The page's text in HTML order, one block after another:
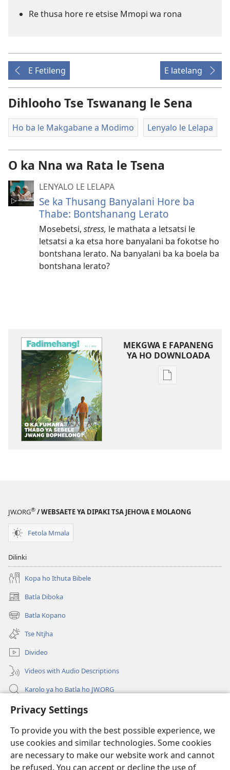
Privacy Settings
To provide you with the best possible experience, we
use cookies and similar technologies. Some cookies
are necessary to make our website work and cannot
be refused. You can accept or decline the use of
Re thusa hore re etsise Mmopi wa rona
E Fetileng E latelang
Dihlooho Tse Tswanang le Sena
Ho ba le Makgabane a Modimo Lenyalo le Lelapa
O ka Nna wa Rata le Tsena
LENYALO LE LELAPA
Se ka Thusang Banyalani Hore ba
Thabe: Bontshanang Lerato
Mosebetsi, stress, le mathata a letsatsi le
letsatsi a ka etsa hore banyalani ba fokotse ho
bontshana lerato. Na banyalani ba ka boela ba
bontshana lerato?
MEKGWA E FAPANENG
YA HO DOWNLOADA
Mekgwa
Fumana
Jwang
JW.ORG® / WEBSAETE YA DIPAKI TSA JEHOVA E MOLAONG
Fetola Mmala
Dilinki
Kopa ho Ithuta Bibele
Batla Diboka
(opens
new
window)
Batla Kopano
(opens
new
window)
Tse Ntjha
Divideo
Videos with Audio Descriptions
Karolo ya ho Batla ho JW.ORG
Tsa Molao
Menehelo
(opens
new
window)LAEBRARI E ITHANETENG YA Watchwower
(opens